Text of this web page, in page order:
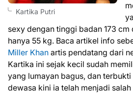
Kartika Putri
sexy dengan tinggi badan 173 cm
hanya 55 kg. Baca artikel info
Miller Khan artis pendatang dari
Kartika ini sejak kecil sudah
yang lumayan bagus, dan
dewasa kini ia telah menjadi